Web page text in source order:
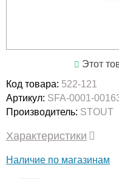
Этот
Код товара: 522-121
Артикул: SFA-0001-
Производитель: STOUT
Характеристики
Наличие по магазинам